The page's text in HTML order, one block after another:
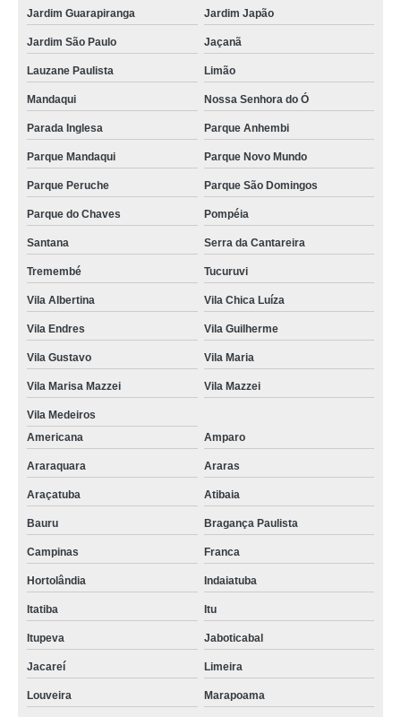
Jardim Guarapiranga Jardim Japão
Jardim São Paulo Jaçanã
Lauzane Paulista Limão
Mandaqui Nossa Senhora do Ó
Parada Inglesa Parque Anhembi
Parque Mandaqui Parque Novo Mundo
Parque Peruche Parque São Domingos
Parque do Chaves Pompéia
Santana Serra da Cantareira
Tremembé Tucuruvi
Vila Albertina Vila Chica Luíza
Vila Endres Vila Guilherme
Vila Gustavo Vila Maria
Vila Marisa Mazzei Vila Mazzei
Vila Medeiros
Americana
Amparo
Araraquara Araras
Araçatuba Atibaia
Bauru Bragança Paulista
Campinas Franca
Hortolândia Indaiatuba
Itatiba Itu
Itupeva Jaboticabal
Jacareí Limeira
Louveira Marapoama